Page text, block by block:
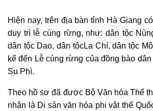
Hiện nay, trên địa bàn tỉnh Hà Giang
duy trì lễ cúng rừng, như: dân tộc
dân tộc Dao, dân tộcLa Chí, dân tộc
kể đến Lễ cúng rừng của đồng bào
Su Phì.
Theo hồ sơ đã được Bộ Văn hóa Thể
nhận là Di sản văn hóa phi vật thể